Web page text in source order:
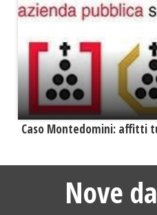
Caso Montedomini: affitti
Nove